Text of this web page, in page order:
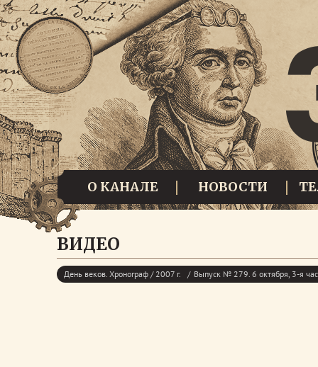
О КАНАЛЕ НОВОСТИ
ВИДЕО
День веков. Хронограф / 2007 г. Выпуск № 279. 6 октября, 3-я